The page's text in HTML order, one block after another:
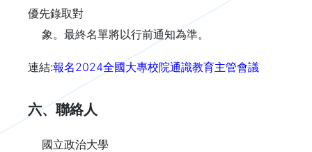
優先錄取對
象。最終名單將以行前通知為準。
連結:報名2024全國大專校院通識教育主管會議
六、聯絡人
國立政治大學